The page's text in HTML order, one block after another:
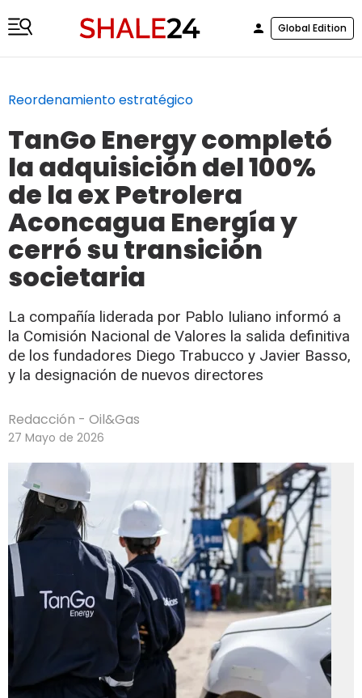
Global Edition
Reordenamiento estratégico
TanGo Energy completó
la adquisición del 100%
de la ex Petrolera
Aconcagua Energía y
cerró su transición
societaria
La compañía liderada por Pablo Iuliano informó a
la Comisión Nacional de Valores la salida definitiva
de los fundadores Diego Trabucco y Javier Basso,
y la designación de nuevos directores
Redacción - Oil&Gas
27 Mayo de 2026